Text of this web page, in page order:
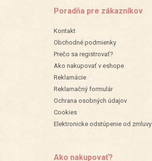
Poradňa pre zákazníkov
Kontakt
Obchodné podmienky
Prečo sa registrovať?
Ako nakupovať v eshope
Reklamácie
Reklamačný formulár
Ochrana osobných údajov
Cookies
Elektronicke odstúpenie od zmluvy
Ako nakupovať?